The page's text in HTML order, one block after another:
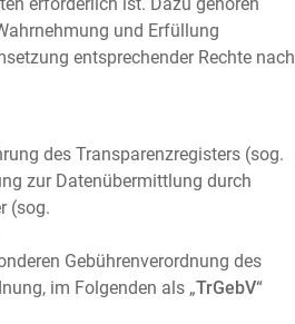
und Erfüllung
entsprechender Rechte nach
des Transparenzregisters (sog.
zur Datenübermittlung durch
(sog.
Gebührenverordnung des
im Folgenden als „TrGebV“